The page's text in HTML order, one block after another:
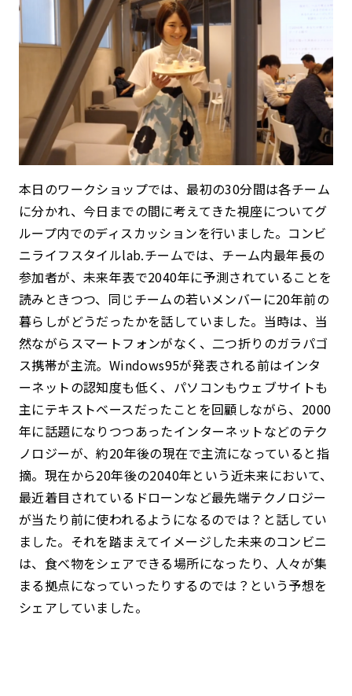
本日のワークショップでは、最初の30分間は各チーム
に分かれ、今日までの間に考えてきた視座についてグ
ループ内でのディスカッションを行いました。コンビ
ニライフスタイルlab.チームでは、チーム内最年長の
参加者が、未来年表で2040年に予測されていることを
読みときつつ、同じチームの若いメンバーに20年前の
暮らしがどうだったかを話していました。当時は、当
然ながらスマートフォンがなく、二つ折りのガラパゴ
ス携帯が主流。Windows95が発表される前はインタ
ーネットの認知度も低く、パソコンもウェブサイトも
主にテキストベースだったことを回顧しながら、2000
年に話題になりつつあったインターネットなどのテク
ノロジーが、約20年後の現在で主流になっていると指
摘。現在から20年後の2040年という近未来において、
最近着目されているドローンなど最先端テクノロジー
が当たり前に使われるようになるのでは？と話してい
ました。それを踏まえてイメージした未来のコンビニ
は、食べ物をシェアできる場所になったり、人々が集
まる拠点になっていったりするのでは？という予想を
シェアしていました。